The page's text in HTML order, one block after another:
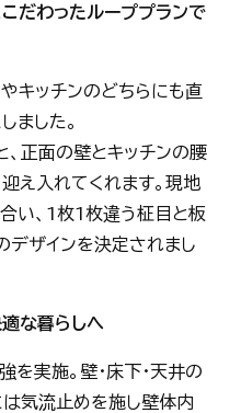
だわったループプランで
キッチンのどちらにも直
ました。
正面の壁とキッチンの腰
え入れてくれます。現地
い、1枚1枚違う柾目と板
デザインを決定されまし
な暮らしへ
を実施。壁・床下・天井の
気流止めを施し壁体内